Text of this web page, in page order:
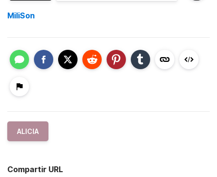
MiliSon
ALICIA
Compartir URL